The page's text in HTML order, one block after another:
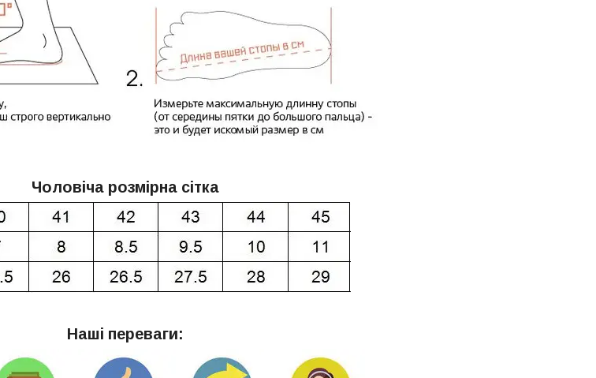
Чоловіча розмірна сітка
Наші переваги: